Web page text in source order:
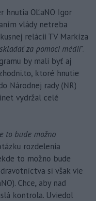
hnutia OĽaNO Igor
vlády netreba
relácii TV Markíza
za pomoci médií".
by mali byť aj
ktoré hnutie
Národnej rady (NR)
vydržal celé
to bude možno
rozdelenia
to možno bude
si však vie
Chce, aby nad
kontrola. Uviedol